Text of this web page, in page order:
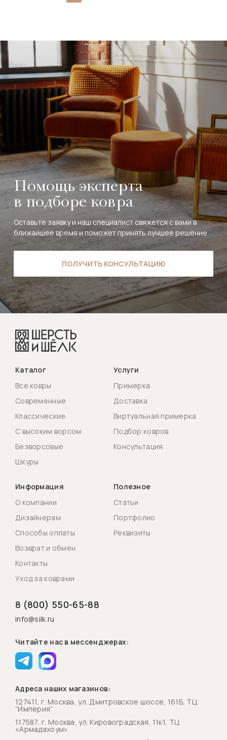
Помощь эксперта
в подборе ковра
Оставьте заявку и наш специалист свяжется с вами в
ближайшее время и поможет принять лучшее решение
ПОЛУЧИТЬ КОНСУЛЬТАЦИЮ
Каталог
Все ковры
Современные
Классические
С высоким ворсом
Безворсовые
Шкуры
Услуги
Примерка
Доставка
Виртуальная примерка
Подбор ковров
Консультация
Информация
О компании
Дизайнерам
Способы оплаты
Возврат и обмен
Контакты
Уход за коврами
Полезное
Статьи
Портфолио
Реквизиты
8 (800) 550-65-88
info@silk.ru
Читайте нас в мессенджерах:
Адреса наших магазинов:
127411, г. Москва, ул. Дмитровское шоссе, 161Б, ТЦ
“Империя”
117587, г. Москва, ул. Кировоградская, 11к1, ТЦ
«Армадахоум»